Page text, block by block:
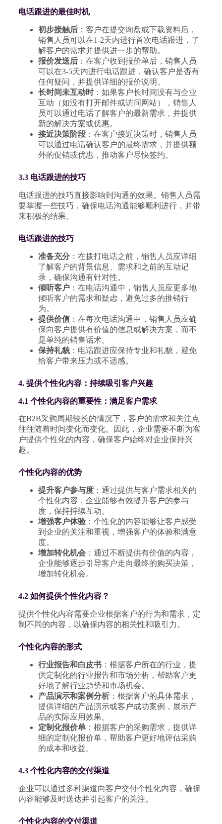
电话跟进的最佳时机
初步接触后：客户在提交询盘或下载资料后，
销售人员可以在1-2天内进行首次电话跟进，了
解客户的需求并提供进一步的帮助。
报价发送后：在客户收到报价单后，销售人员
可以在3-5天内进行电话跟进，确认客户是否有
任何疑问，并提供详细的报价说明。
长时间未互动时：如果客户长时间没有与企业
互动（如没有打开邮件或访问网站），销售人
员可以通过电话了解客户的最新需求，并提供
新的解决方案或优惠。
接近决策阶段：在客户接近决策时，销售人员
可以通过电话确认客户的最终需求，并提供额
外的促销或优惠，推动客户尽快签约。
3.3 电话跟进的技巧
电话跟进的技巧直接影响到沟通的效果。销售人员需
要掌握一些技巧，确保电话沟通能够顺利进行，并带
来积极的结果。
电话跟进的技巧
准备充分：在拨打电话之前，销售人员应详细
了解客户的背景信息、需求和之前的互动记
录，确保沟通有针对性。
倾听客户：在电话沟通中，销售人员应更多地
倾听客户的需求和疑虑，避免过多的推销行
为。
提供价值：在每次电话沟通中，销售人员应确
保向客户提供有价值的信息或解决方案，而不
是单纯的销售话术。
保持礼貌：电话跟进应保持专业和礼貌，避免
给客户带来压力或不适感。
4. 提供个性化内容：持续吸引客户兴趣
4.1 个性化内容的重要性：满足客户需求
在B2B采购周期较长的情况下，客户的需求和关注点
往往随着时间变化而变化。因此，企业需要不断为客
户提供个性化的内容，确保客户始终对企业保持兴
趣。
个性化内容的优势
提升客户参与度：通过提供与客户需求相关的
个性化内容，企业能够有效提升客户的参与
度，保持持续互动。
增强客户体验：个性化的内容能够让客户感受
到企业的关注和重视，增强客户的体验和满意
度。
增加转化机会：通过不断提供有价值的内容，
企业能够逐步引导客户走向最终的购买决策，
增加转化机会。
4.2 如何提供个性化内容？
提供个性化内容需要企业根据客户的行为和需求，定
制不同的内容，以确保内容的相关性和吸引力。
个性化内容的形式
行业报告和白皮书：根据客户所在的行业，提
供定制化的行业报告和市场分析，帮助客户更
好地了解行业趋势和市场机会。
产品演示和案例分析：根据客户的具体需求，
提供详细的产品演示或客户成功案例，展示产
品的实际应用效果。
定制化报价单：根据客户的采购需求，提供详
细的定制化报价单，帮助客户更好地评估采购
的成本和收益。
4.3 个性化内容的交付渠道
企业可以通过多种渠道向客户交付个性化内容，确保
内容能够及时送达并引起客户的关注。
个性化内容的交付渠道